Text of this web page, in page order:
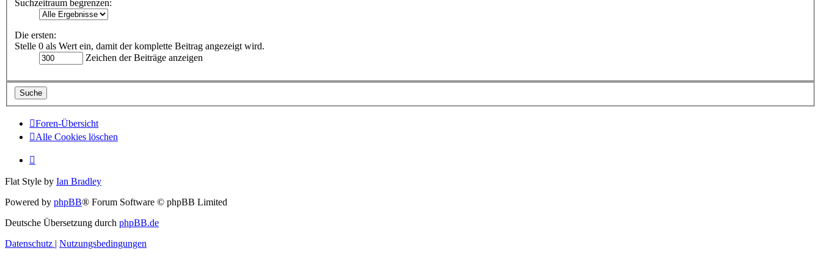
Suchzeitraum begrenzen:
Die ersten:
Stelle 0 als Wert ein, damit der komplette Beitrag angezeigt wird.
Zeichen der Beiträge anzeigen
Foren-Übersicht
Alle Cookies löschen
Flat Style by Ian Bradley
Powered by phpBB® Forum Software © phpBB Limited
Deutsche Übersetzung durch phpBB.de
Datenschutz | Nutzungsbedingungen